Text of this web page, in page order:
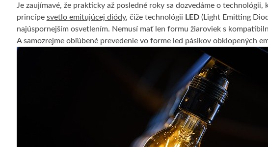
Je zaujímavé, že prakticky až posledné roky sa dozvedáme o
princípe svetlo emitujúcej diódy, čiže technológii LED(Light Emitting
najúspornejším osvetlením. Nemusí mať len formu žiaroviek s
A samozrejme obľúbené prevedenie vo forme led pásikov obklopených